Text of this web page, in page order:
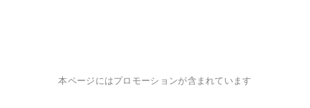
本ページにはプロモーションが含まれています